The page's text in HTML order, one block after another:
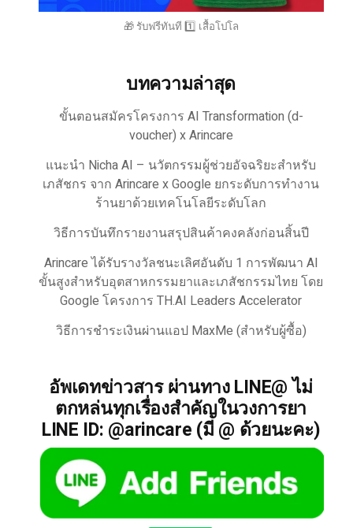
🎁 รับฟรีทันที 1️⃣ เสื้อโปโล
บทความล่าสุด
ขั้นตอนสมัครโครงการ AI Transformation (d-
voucher) x Arincare
แนะนำ Nicha AI – นวัตกรรมผู้ช่วยอัจฉริยะสำหรับ
เภสัชกร จาก Arincare x Google ยกระดับการทำงาน
ร้านยาด้วยเทคโนโลยีระดับโลก
วิธีการบันทึกรายงานสรุปสินค้าคงคลังก่อนสิ้นปี
Arincare ได้รับรางวัลชนะเลิศอันดับ 1 การพัฒนา AI
ขั้นสูงสำหรับอุตสาหกรรมยาและเภสัชกรรมไทย โดย
Google โครงการ TH.AI Leaders Accelerator
วิธีการชำระเงินผ่านแอป MaxMe (สำหรับผู้ซื้อ)
อัพเดทข่าวสาร ผ่านทาง LINE@ ไม่
ตกหล่นทุกเรื่องสำคัญในวงการยา
LINE ID: @arincare (มี @ ด้วยนะคะ)